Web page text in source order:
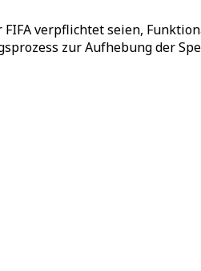
verpflichtet seien,
zur Aufhebung der